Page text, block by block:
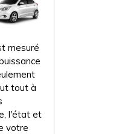
mesuré
tout à
l'état et
votre